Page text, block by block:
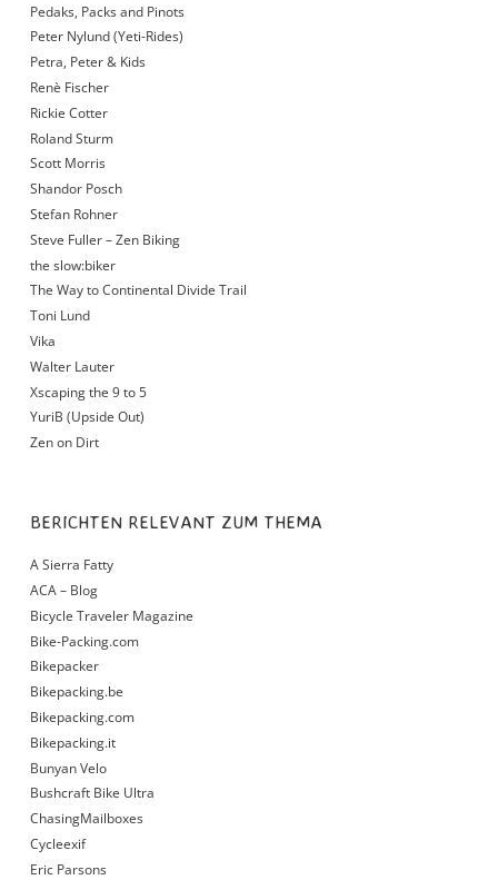
Pedaks, Packs and Pinots
Peter Nylund (Yeti-Rides)
Petra, Peter & Kids
Renè Fischer
Rickie Cotter
Roland Sturm
Scott Morris
Shandor Posch
Stefan Rohner
Steve Fuller – Zen Biking
the slow:biker
The Way to Continental Divide Trail
Toni Lund
Vika
Walter Lauter
Xscaping the 9 to 5
YuriB (Upside Out)
Zen on Dirt
BERICHTEN RELEVANT ZUM THEMA
A Sierra Fatty
ACA – Blog
Bicycle Traveler Magazine
Bike-Packing.com
Bikepacker
Bikepacking.be
Bikepacking.com
Bikepacking.it
Bunyan Velo
Bushcraft Bike Ultra
ChasingMailboxes
Cycleexif
Eric Parsons